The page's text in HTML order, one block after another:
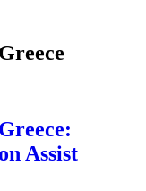
Assist